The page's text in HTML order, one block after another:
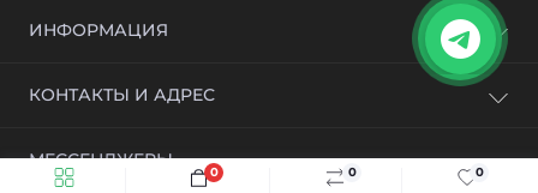
0 0
0
Быстрый заказ В корзину
ИНФОРМАЦИЯ
Доставка
Будьте внимательны: мошенничество с техникой
КОНТАКТЫ И АДРЕС
тракт 45
МЕССЕНДЖЕРЫ